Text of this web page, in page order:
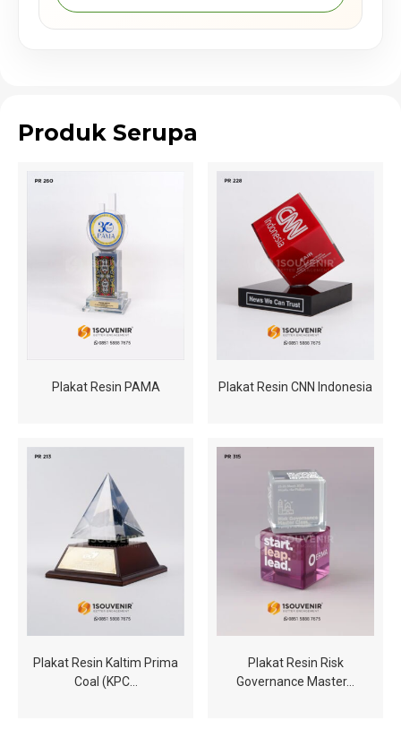
Produk Serupa
Plakat Resin PAMA Plakat Resin CNN Indonesia
Plakat Resin Kaltim Prima
Coal (KPC…
Plakat Resin Risk
Governance Master…